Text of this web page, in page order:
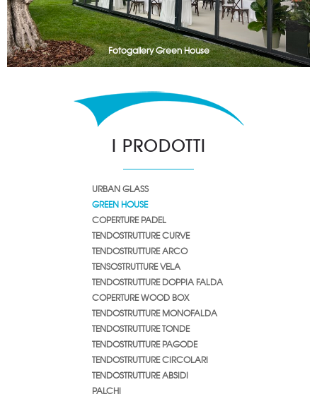
Fotogallery Green House
I PRODOTTI
URBAN GLASS
GREEN HOUSE
COPERTURE PADEL
TENDOSTRUTTURE CURVE
TENDOSTRUTTURE ARCO
TENSOSTRUTTURE VELA
TENDOSTRUTTURE DOPPIA FALDA
COPERTURE WOOD BOX
TENDOSTRUTTURE MONOFALDA
TENDOSTRUTTURE TONDE
TENDOSTRUTTURE PAGODE
TENDOSTRUTTURE CIRCOLARI
TENDOSTRUTTURE ABSIDI
PALCHI